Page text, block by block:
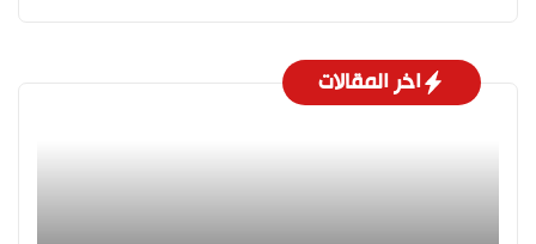
اخر المقالات